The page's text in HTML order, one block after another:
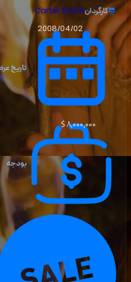
کارگردانCarter Smith
تاریخ
2008/04/02
بودجه
۸٬۰۰۰٬۰۰۰ $